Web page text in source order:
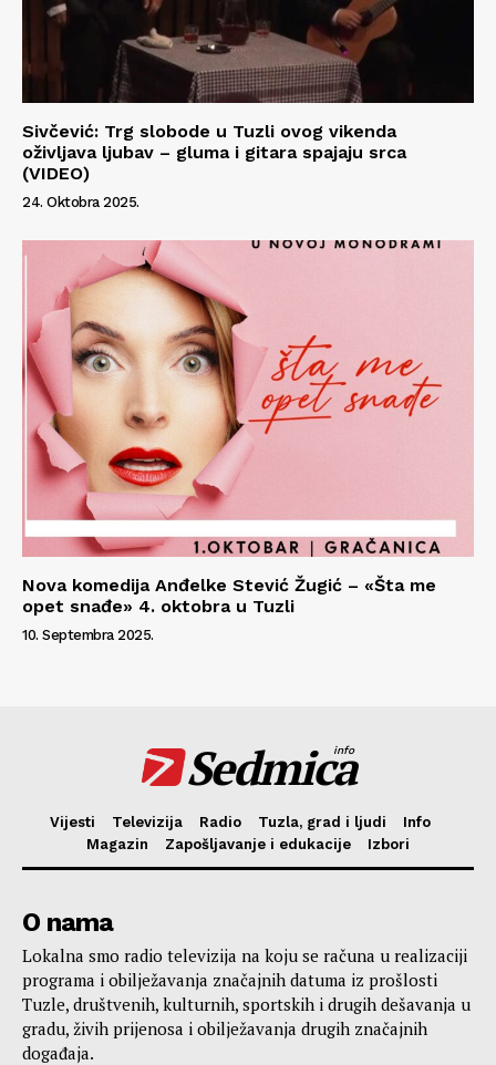
Sivčević: Trg slobode u Tuzli ovog vikenda
oživljava ljubav – gluma i gitara spajaju srca
(VIDEO)
24. Oktobra 2025.
Nova komedija Anđelke Stević Žugić – «Šta me
opet snađe» 4. oktobra u Tuzli
10. Septembra 2025.
Sedmica
info
Vijesti Televizija Radio Tuzla, grad i ljudi
Info
Magazin
Zapošljavanje i edukacije Izbori
O nama
Lokalna smo radio televizija na koju se računa u realizaciji
programa i obilježavanja značajnih datuma iz prošlosti
Tuzle, društvenih, kulturnih, sportskih i drugih dešavanja u
gradu, živih prijenosa i obilježavanja drugih značajnih
događaja.